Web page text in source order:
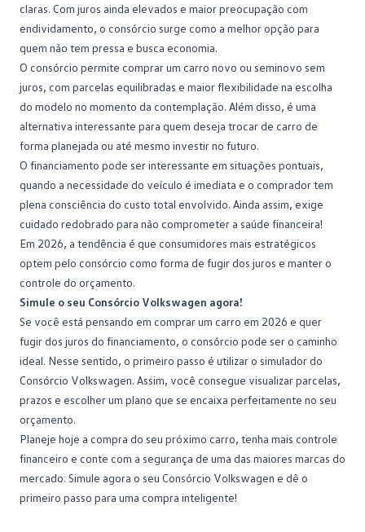
claras. Com juros ainda elevados e maior preocupação com
endividamento, o consórcio surge como a melhor opção para
quem não tem pressa e busca economia.
O consórcio permite comprar um carro novo ou seminovo sem
juros, com parcelas equilibradas e maior flexibilidade na escolha
do modelo no momento da contemplação. Além disso, é uma
alternativa interessante para quem deseja trocar de carro de
forma planejada ou até mesmo investir no futuro.
O financiamento pode ser interessante em situações pontuais,
quando a necessidade do veículo é imediata e o comprador tem
plena consciência do custo total envolvido. Ainda assim, exige
cuidado redobrado para não comprometer a saúde financeira!
Em 2026, a tendência é que consumidores mais estratégicos
optem pelo consórcio como forma de fugir dos juros e manter o
controle do orçamento.
Simule o seu Consórcio Volkswagen agora!
Se você está pensando em comprar um carro em 2026 e quer
fugir dos juros do financiamento, o consórcio pode ser o caminho
ideal. Nesse sentido, o primeiro passo é utilizar o simulador do
Consórcio Volkswagen. Assim, você consegue visualizar parcelas,
prazos e escolher um plano que se encaixa perfeitamente no seu
orçamento.
Planeje hoje a compra do seu próximo carro, tenha mais controle
financeiro e conte com a segurança de uma das maiores marcas do
mercado. Simule agora o seu Consórcio Volkswagen e dê o
primeiro passo para uma compra inteligente!